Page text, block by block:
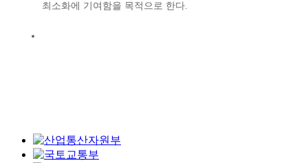
최소화에 기여함을 목적으로 한다.